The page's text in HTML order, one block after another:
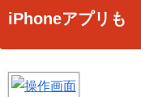
iPhoneアプリも